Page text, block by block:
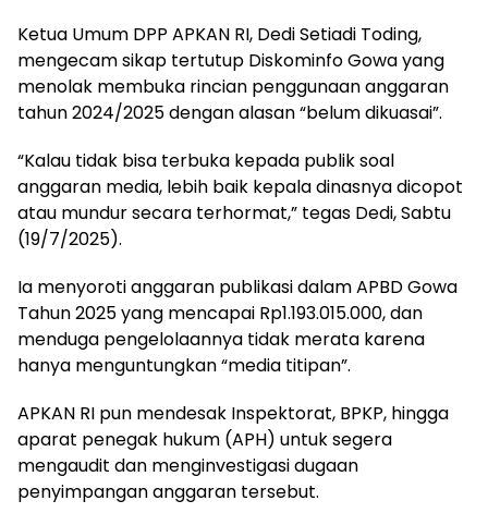
Ketua Umum DPP APKAN RI, Dedi Setiadi Toding,
mengecam sikap tertutup Diskominfo Gowa yang
menolak membuka rincian penggunaan anggaran
tahun 2024/2025 dengan alasan “belum dikuasai”.
“Kalau tidak bisa terbuka kepada publik soal
anggaran media, lebih baik kepala dinasnya dicopot
atau mundur secara terhormat,” tegas Dedi, Sabtu
(19/7/2025).
Ia menyoroti anggaran publikasi dalam APBD Gowa
Tahun 2025 yang mencapai Rp1.193.015.000, dan
menduga pengelolaannya tidak merata karena
hanya menguntungkan “media titipan”.
APKAN RI pun mendesak Inspektorat, BPKP, hingga
aparat penegak hukum (APH) untuk segera
mengaudit dan menginvestigasi dugaan
penyimpangan anggaran tersebut.